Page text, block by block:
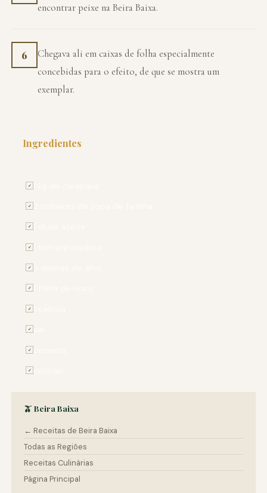
encontrar peixe na Beira Baixa.
6
Chegava ali em caixas de folha especialmente
concebidas para o efeito, de que se mostra um
exemplar.
Ingredientes
✓
✓
✓
✓
✓
✓
✓
✓
✓
✓
🫒 Beira Baixa
← Receitas de Beira Baixa
Todas as Regiões
Receitas Culinárias
Página Principal